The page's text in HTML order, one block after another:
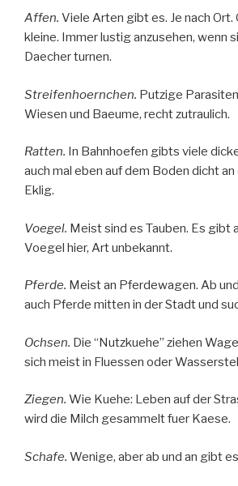
Affen. Viele Arten gibt es. Je nach Ort.
kleine. Immer lustig anzusehen, wenn
Daecher turnen.
Streifenhoernchen. Putzige
Wiesen und Baeume, recht zutraulich.
Ratten. In Bahnhoefen gibts viele
auch mal eben auf dem Boden dicht
Eklig.
Voegel. Meist sind es Tauben. Es gibt
Voegel hier, Art unbekannt.
Pferde. Meist an Pferdewagen. Ab
auch Pferde mitten in der Stadt und
Ochsen. Die “Nutzkuehe” ziehen
sich meist in Fluessen oder
Ziegen. Wie Kuehe: Leben auf der
wird die Milch gesammelt fuer Kaese.
Schafe. Wenige, aber ab und an gibt